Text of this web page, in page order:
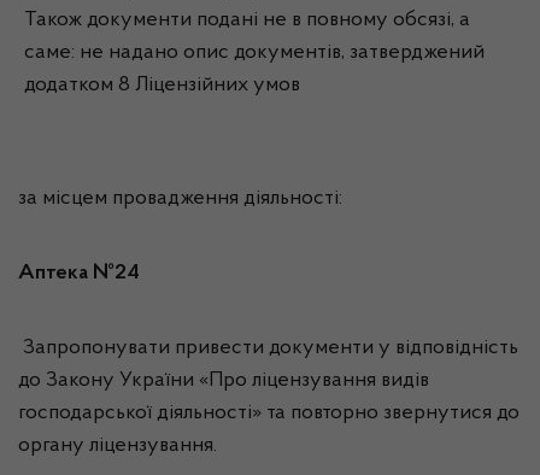
Також документи подані не в повному обсязі, а
саме: не надано опис документів, затверджений
додатком 8 Ліцензійних умов
за місцем провадження діяльності:
Аптека №24
Запропонувати привести документи у відповідність
до Закону України «Про ліцензування видів
господарської діяльності» та повторно звернутися до
органу ліцензування.